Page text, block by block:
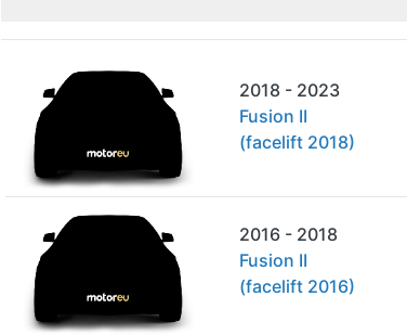
2018 - 2023
Fusion II
(facelift 2018)
2016 - 2018
Fusion II
(facelift 2016)